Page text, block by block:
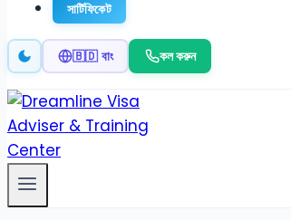
সার্টিফিকেট
🇧🇩 বাং কল করুন